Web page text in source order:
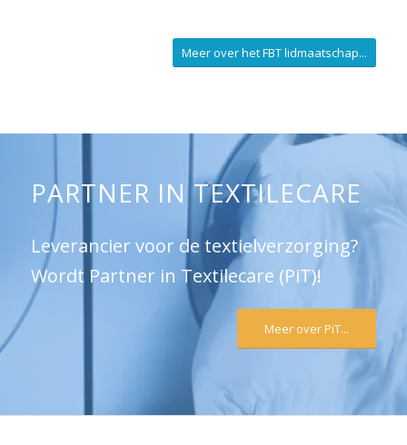
Meer over het FBT lidmaatschap...
PARTNER IN TEXTILECARE
Leverancier voor de textielverzorging?
Wordt Partner in Textilecare (PiT)!
Meer over PiT...